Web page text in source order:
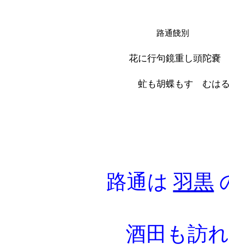
路通餞別
花に行句鏡重し頭陀嚢
虻も胡蝶もすゝむは
路通は 羽黒
酒田も訪